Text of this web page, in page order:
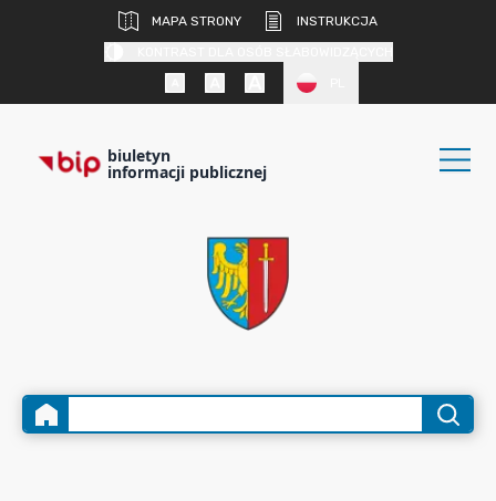
MAPA STRONY
INSTRUKCJA
biuletyn
informacji publicznej